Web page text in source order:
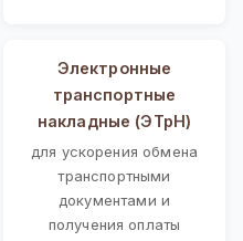
Электронные
транспортные
накладные (ЭТрН)
для ускорения обмена
транспортными
документами и
получения оплаты